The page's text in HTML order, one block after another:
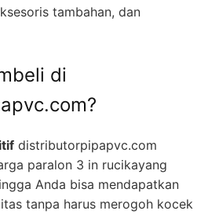
tambahan, dan
di
distributorpipapvc.com
paralon 3 in rucikayang
Anda bisa mendapatkan
tanpa harus merogoh kocek